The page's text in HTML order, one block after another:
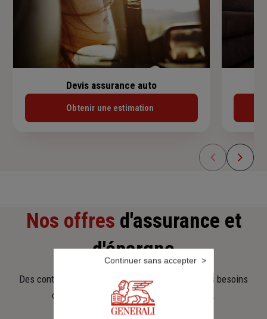
Devis assurance auto
Obtenir une estimation
Nos offres d'assurance et
d'épargne
Des contrats clairs et flexibles pour sécuriser vos besoins
d’aujourd’hui et anticiper ceux de demain.
Continuer sans accepter